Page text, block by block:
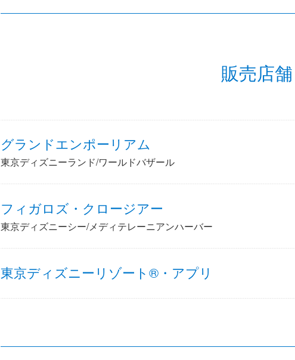
販売店舗
グランドエンポーリアム
東京ディズニーランド/ワールドバザール
フィガロズ・クロージアー
東京ディズニーシー/メディテレーニアンハーバー
東京ディズニーリゾート®・アプリ